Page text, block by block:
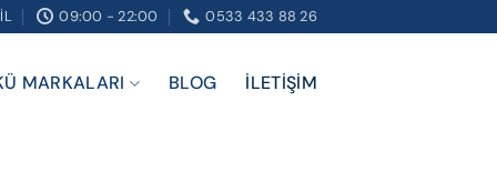
09:00 - 22:00 0533 433 88 26
MARKALARI BLOG İLETIŞIM